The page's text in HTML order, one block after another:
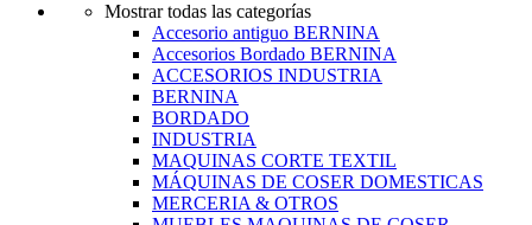
Mostrar todas las categorías
Accesorio antiguo BERNINA
Accesorios Bordado BERNINA
ACCESORIOS INDUSTRIA
BERNINA
BORDADO
INDUSTRIA
MAQUINAS CORTE TEXTIL
MÁQUINAS DE COSER DOMESTICAS
MERCERIA & OTROS